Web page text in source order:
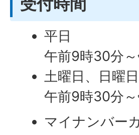
平日
午前9時30分
土曜日、日曜
午前9時30分
マイナンバー